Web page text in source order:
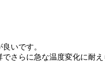
いです。
さらに急な温度変化に耐え